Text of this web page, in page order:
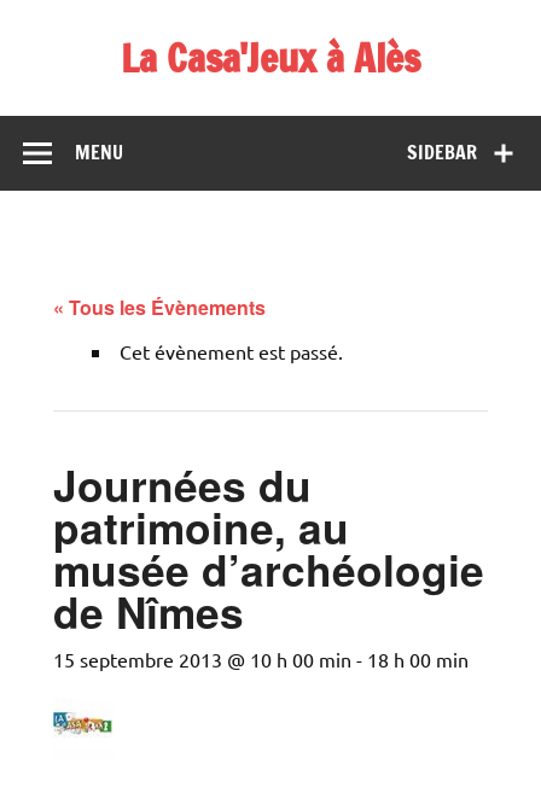
La Casa'Jeux à Alès
démos et de tournois
SIDEBAR
MENU
« Tous les Évènements
Cet évènement est passé.
Journées du
patrimoine, au
musée d’archéologie
de Nîmes
15 septembre 2013 @ 10 h 00 min - 18 h 00 min